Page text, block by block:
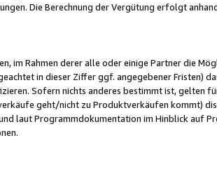
Die Berechnung der Vergütung erfolgt
im Rahmen derer alle oder einige Partner die
in dieser Ziffer ggf. angegebener Fristen)
Sofern nichts anderes bestimmt ist, gelten
geht/nicht zu Produktverkäufen kommt)
laut Programmdokumentation im Hinblick auf